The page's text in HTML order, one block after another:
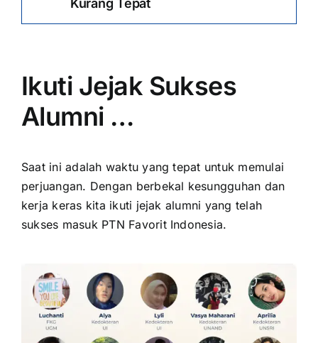
Kurang Tepat
Ikuti Jejak Sukses
Alumni …
Saat ini adalah waktu yang tepat untuk memulai
perjuangan. Dengan berbekal kesungguhan dan
kerja keras kita ikuti jejak alumni yang telah
sukses masuk PTN Favorit Indonesia.